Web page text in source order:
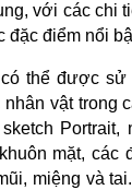
với các chi
đặc điểm nổi
thể được
vật trong
mặt, các
miệng và